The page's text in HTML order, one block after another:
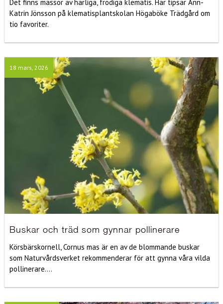
Det finns massor av härliga, frodiga klematis. Här tipsar Ann-
Katrin Jönsson på klematisplantskolan Högaböke Trädgård om
tio favoriter.
18 mars, 2026
Buskar och träd som gynnar pollinerare
Körsbärskornell, Cornus mas är en av de blommande buskar
som Naturvårdsverket rekommenderar för att gynna våra vilda
pollinerare....